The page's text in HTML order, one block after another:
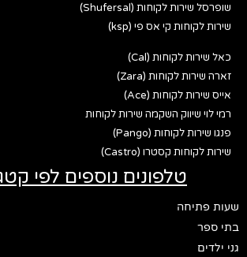
שופרסל שירות לקוחות (Shufersal)
שירות לקוחות קי אס פי (ksp)
כאל שירות לקוחות (Cal)
זארה שירות לקוחות (Zara)
אייס שירות לקוחות (Ace)
רמי לוי שיווק השקמה שירות לקוחות
פנגו שירות לקוחות (Pango)
שירות לקוחות קסטרו (Castro)
טלפונים נוספים לפי
שעות פתיחה
בתי ספר
גני ילדים